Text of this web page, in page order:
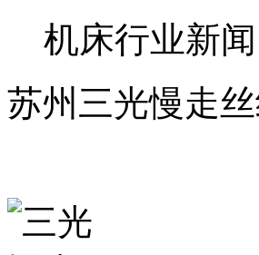
机床行业新闻
苏州三光慢走